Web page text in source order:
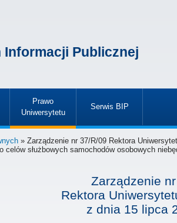
Informacji Publicznej
Prawo
Uniwersytetu
»
Serwis BIP
»
» Zarządzenie nr 37/R/09 Rektora
służbowych samochodów osobowych
Zarządzenie
Rektora
z dnia 15 lipca